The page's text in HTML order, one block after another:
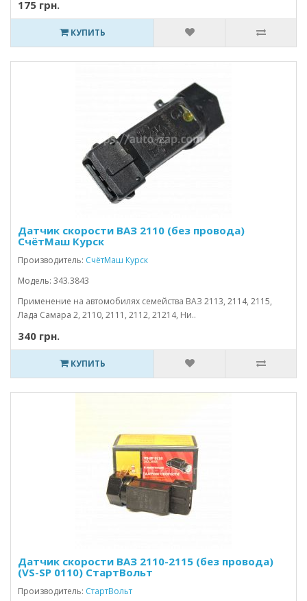
175 грн.
КУПИТЬ
Датчик скорости ВАЗ 2110 (без провода)
СчётМаш Курск
Производитель: СчётМаш Курск
Модель: 343.3843
Применение на автомобилях семейства ВАЗ 2113, 2114, 2115,
Лада Самара 2, 2110, 2111, 2112, 21214, Ни..
340 грн.
КУПИТЬ
Датчик скорости ВАЗ 2110-2115 (без провода)
(VS-SP 0110) СтартВольт
Производитель: СтартВольт